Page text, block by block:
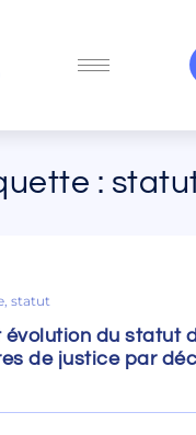
:
, statut
du statut
de justice par